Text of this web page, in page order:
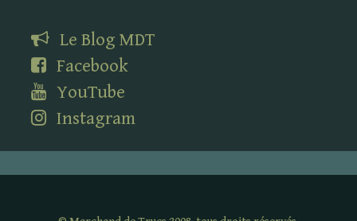
Le Blog MDT
Facebook
YouTube
Instagram